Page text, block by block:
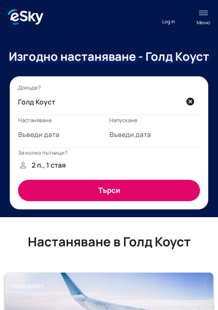
Меню
Log in
Изгодно настаняване - Голд Коуст
Настаняване в Голд Коуст
ГОЛД КОУСТ